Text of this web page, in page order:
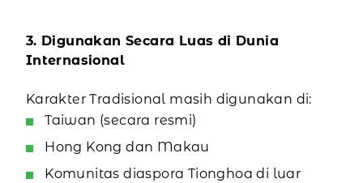
3. Digunakan Secara Luas di Dunia
Internasional
Karakter Tradisional masih digunakan di:
Taiwan (secara resmi)
Hong Kong dan Makau
Komunitas diaspora Tionghoa di luar